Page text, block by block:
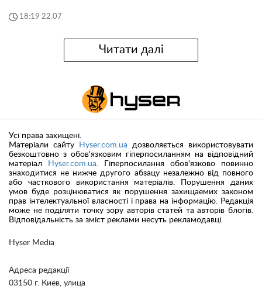
18:19 22.07
Читати далі
Hyser Media
Адреса редакції
03150 г. Киев, улица
Усі права захищені.
Матеріали сайту
Hyser.com.ua дозволяється використовувати
безкоштовно з обов'язковим гіперпосиланням на відповідний
матеріал
Hyser.com.ua . Гіперпосилання обов'язково повинно
знаходитися не нижче другого абзацу незалежно від повного
або часткового використання матеріалів. Порушення даних
умов буде розцінюватися як порушення захищаемих законом
прав інтелектуальної власності і права на інформацію. Редакція
може не поділяти точку зору авторів статей та авторів блогів.
Відповідальність за зміст реклами несуть рекламодавці.